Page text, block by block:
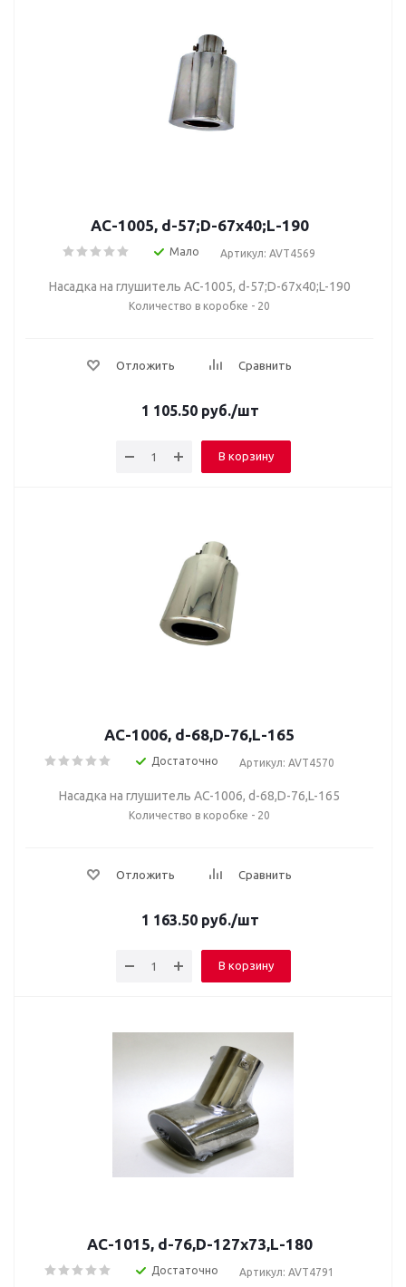
AC-1005, d-57;D-67х40;L-190
Мало Артикул: AVT4569
Насадка на глушитель AC-1005, d-57;D-67х40;L-190
Количество в коробке - 20
Отложить Сравнить
1 105.50руб./шт
В корзину
AC-1006, d-68,D-76,L-165
Достаточно Артикул: AVT4570
Насадка на глушитель AC-1006, d-68,D-76,L-165
Количество в коробке - 20
Отложить Сравнить
1 163.50руб./шт
В корзину
AC-1015, d-76,D-127х73,L-180
Достаточно Артикул: AVT4791